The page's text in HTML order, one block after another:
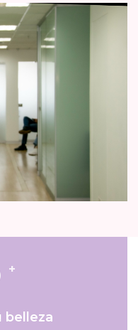
+
belleza